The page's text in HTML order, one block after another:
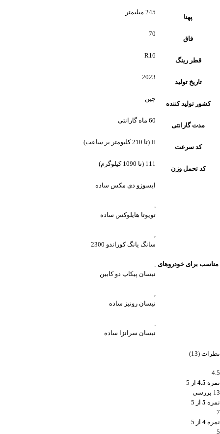
پهنا
245 میلیمتر
فاق
70
قطر رینگ
R16
تاریخ تولید
2023
کشور تولید کننده
چین
مدت گارانتی
60 ماه گارانتی
کد سرعت
H (تا 210 کلیومتر بر ساعت)
کد تحمل وزن
111 (تا 1090 کیلوگرم)
مناسب برای خودروهای
ایسوزو دی مکس ساده
,
تویوتا هایلوکس ساده
,
سانگ یانگ کوراندو 2300
,
نیسان پیکاپ دو کابین
,
نیسان رونیز ساده
,
نیسان سرانزا ساده
نظرات (13)
4.5
نمره 4.5 از 5
13 بررسی
نمره 5 از 5
7
نمره 4 از 5
5